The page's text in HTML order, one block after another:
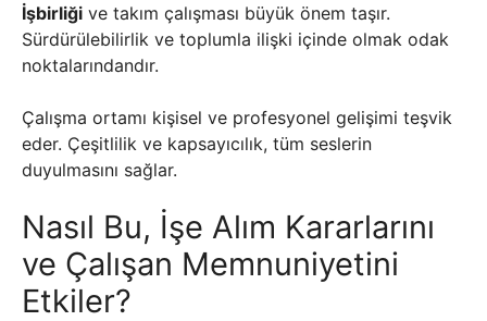
İşbirliği ve takım çalışması büyük önem taşır.
Sürdürülebilirlik ve toplumla ilişki içinde olmak odak
noktalarındandır.
Çalışma ortamı kişisel ve profesyonel gelişimi teşvik
eder. Çeşitlilik ve kapsayıcılık, tüm seslerin
duyulmasını sağlar.
Nasıl Bu, İşe Alım Kararlarını
ve Çalışan Memnuniyetini
Etkiler?